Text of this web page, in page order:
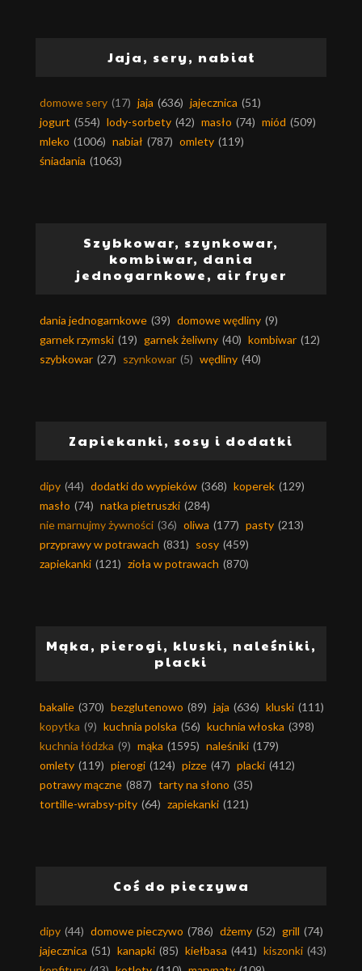
Jaja, sery, nabiał
domowe sery (17) jaja (636) jajecznica (51)
jogurt (554) lody-sorbety (42) masło (74) miód (509)
mleko (1006) nabiał (787) omlety (119)
śniadania (1063)
Szybkowar, szynkowar,
kombiwar, dania
jednogarnkowe, air fryer
dania jednogarnkowe (39) domowe wędliny (9)
garnek rzymski (19) garnek żeliwny (40) kombiwar (12)
szybkowar (27) szynkowar (5) wędliny (40)
Zapiekanki, sosy i dodatki
dipy (44) dodatki do wypieków (368) koperek (129)
masło (74) natka pietruszki (284)
nie marnujmy żywności (36) oliwa (177) pasty (213)
przyprawy w potrawach (831) sosy (459)
zapiekanki (121) zioła w potrawach (870)
Mąka, pierogi, kluski, naleśniki,
placki
bakalie (370) bezglutenowo (89) jaja (636) kluski (111)
kopytka (9) kuchnia polska (56) kuchnia włoska (398)
kuchnia łódzka (9) mąka (1595) naleśniki (179)
omlety (119) pierogi (124) pizze (47) placki (412)
potrawy mączne (887) tarty na słono (35)
tortille-wrabsy-pity (64) zapiekanki (121)
Coś do pieczywa
dipy (44) domowe pieczywo (786) dżemy (52) grill (74)
jajecznica (51) kanapki (85) kiełbasa (441) kiszonki (43)